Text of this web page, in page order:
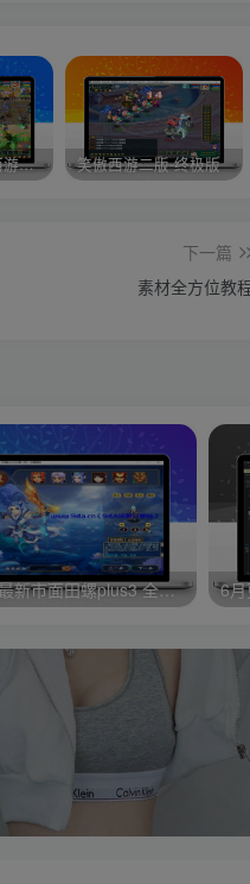
–（源码）田螺西游9.0 假人摆摊18门派飞升渡劫化圣助战最新BB谛听…. 笑傲西游二版-终极版
下一篇
素材全方位教
修复版最新市面田螺plus3 全新UI界面全新高清地图18门派 修复了后门ggeserver打不开 6月